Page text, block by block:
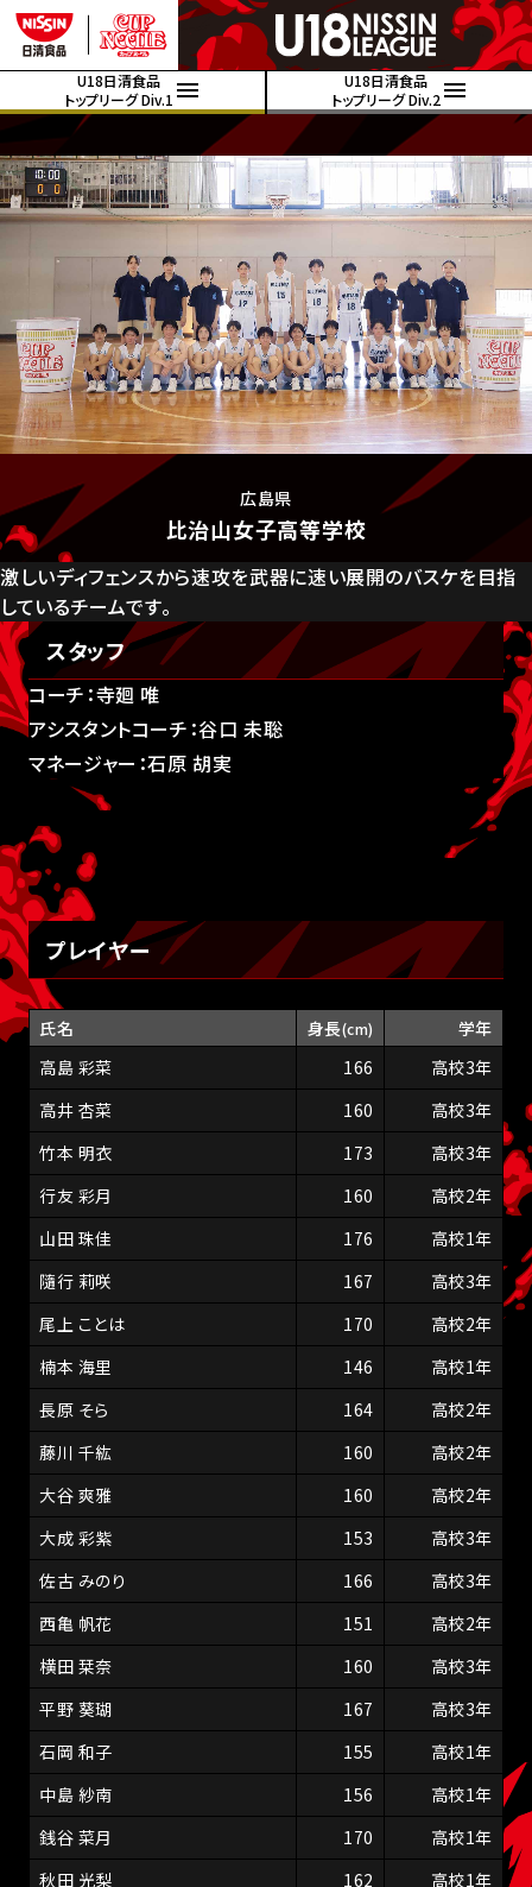
U18日清食品
トップリーグ Div.1
U18日清食品
トップリーグ Div.2
広島県
比治山女子高等学校
激しいディフェンスから速攻を武器に速い展開のバスケを目指
しているチームです。
スタッフ
コーチ：寺廻 唯
アシスタントコーチ：谷口 未聡
マネージャー：石原 胡実
プレイヤー
氏名 身長(cm)
学年
高島 彩菜
166
高校3年
高井 杏菜
160
高校3年
竹本 明衣
173
高校3年
行友 彩月
160
高校2年
山田 珠佳
176
高校1年
隨行 莉咲
167
高校3年
尾上 ことは
170
高校2年
楠本 海里
146
高校1年
長原 そら
164
高校2年
藤川 千紘
160
高校2年
大谷 爽雅
160
高校2年
大成 彩紫
153
高校3年
佐古 みのり
166
高校3年
西亀 帆花
151
高校2年
横田 栞奈
160
高校3年
平野 葵瑚
167
高校3年
石岡 和子
155
高校1年
中島 紗南
156
高校1年
銭谷 菜月
170
高校1年
秋田 光梨
162
高校1年